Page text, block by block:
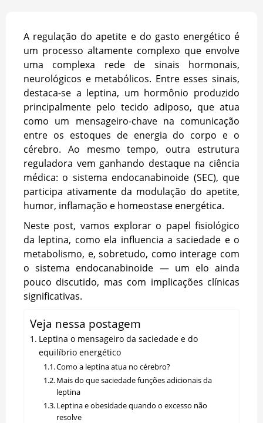
A regulação do apetite e do gasto energético é
um processo altamente complexo que envolve
uma complexa rede de sinais hormonais,
neurológicos e metabólicos. Entre esses sinais,
destaca-se a leptina, um hormônio produzido
principalmente pelo tecido adiposo, que atua
como um mensageiro-chave na comunicação
entre os estoques de energia do corpo e o
cérebro. Ao mesmo tempo, outra estrutura
reguladora vem ganhando destaque na ciência
médica: o sistema endocanabinoide (SEC), que
participa ativamente da modulação do apetite,
humor, inflamação e homeostase energética.
Neste post, vamos explorar o papel fisiológico
da leptina, como ela influencia a saciedade e o
metabolismo, e, sobretudo, como interage com
o sistema endocanabinoide — um elo ainda
pouco discutido, mas com implicações clínicas
significativas.
Veja nessa postagem
Leptina o mensageiro da saciedade e do
equilíbrio energético
Como a leptina atua no cérebro?
Mais do que saciedade funções adicionais da
leptina
Leptina e obesidade quando o excesso não
resolve